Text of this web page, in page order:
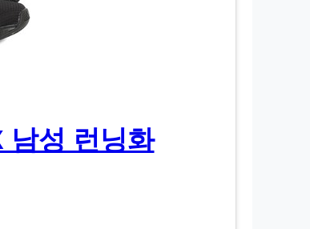
남성 런닝화